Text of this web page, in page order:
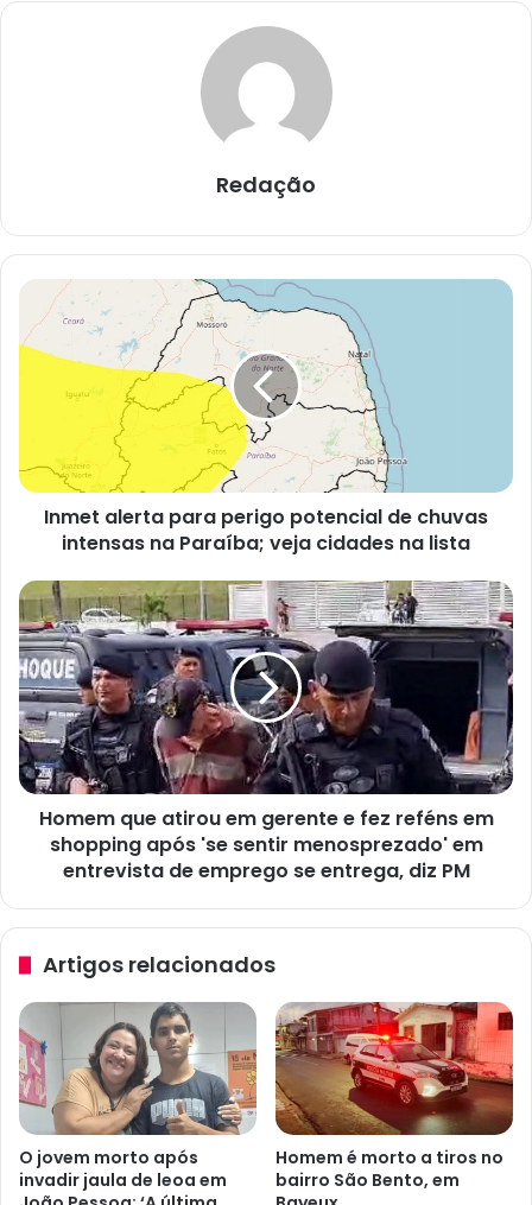
Redação
m
e
r
a
r
a
p
e
r
i
g
o
n
l
d
e
c
u
v
a
Inmet alerta para perigo potencial de chuvas
intensas na Paraíba; veja cidades na lista
H
o
m
e
m
q
u
e
a
e
r
e
n
e
f
Homem que atirou em gerente e fez reféns em
shopping após 'se sentir menosprezado' em
entrevista de emprego se entrega, diz PM
Artigos relacionados
O jovem morto após
invadir jaula de leoa em
Homem é morto a tiros no
bairro São Bento, em